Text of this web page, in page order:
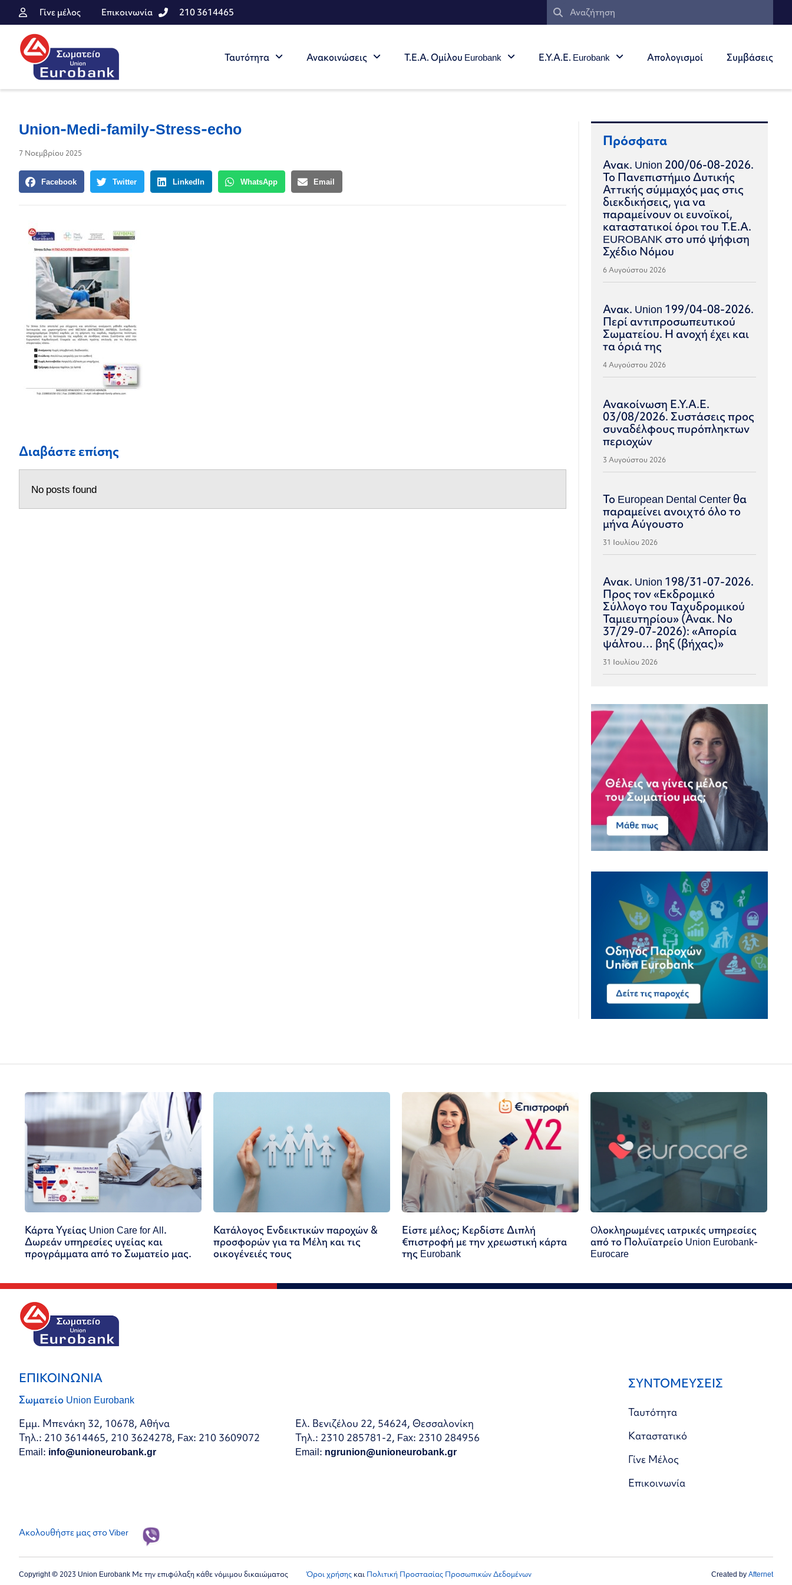
Γίνε μέλος Επικοινωνία 210 3614465
Ταυτότητα Ανακοινώσεις Τ.Ε.Α. Ομίλου Eurobank Ε.Υ.Α.Ε. Eurobank Απολογισμοί Συμβάσεις
Union-Medi-family-Stress-echo
7 Νοεμβρίου 2025
Facebook Twitter LinkedIn WhatsApp Email
Διαβάστε επίσης
No posts found
Πρόσφατα
Ανακ. Union 200/06-08-2026.
Το Πανεπιστήμιο Δυτικής
Αττικής σύμμαχός μας στις
διεκδικήσεις, για να
παραμείνουν οι ευνοϊκοί,
καταστατικοί όροι του Τ.Ε.Α.
EUROBANK στο υπό ψήφιση
Σχέδιο Νόμου
6 Αυγούστου 2026
Ανακ. Union 199/04-08-2026.
Περί αντιπροσωπευτικού
Σωματείου. Η ανοχή έχει και
τα όριά της
4 Αυγούστου 2026
Ανακοίνωση Ε.Υ.Α.Ε.
03/08/2026. Συστάσεις προς
συναδέλφους πυρόπληκτων
περιοχών
3 Αυγούστου 2026
Το European Dental Center θα
παραμείνει ανοιχτό όλο το
μήνα Αύγουστο
31 Ιουλίου 2026
Ανακ. Union 198/31-07-2026.
Προς τον «Εκδρομικό
Σύλλογο του Ταχυδρομικού
Ταμιευτηρίου» (Ανακ. Νο
37/29-07-2026): «Απορία
ψάλτου… βηξ (βήχας)»
31 Ιουλίου 2026
Κάρτα Υγείας Union Care for All.
Δωρεάν υπηρεσίες υγείας και
προγράμματα από το Σωματείο μας.
Κατάλογος Ενδεικτικών παροχών &
προσφορών για τα Μέλη και τις
οικογένειές τους
Είστε μέλος; Κερδίστε Διπλή
€πιστροφή με την χρεωστική κάρτα
της Eurobank
Oλοκληρωμένες ιατρικές υπηρεσίες
από το Πολυϊατρείο Union Eurobank-
Eurocare
ΕΠΙΚΟΙΝΩΝΙΑ
Σωματείο Union Eurobank
Εμμ. Μπενάκη 32, 10678, Αθήνα
Τηλ.: 210 3614465, 210 3624278, Fax: 210 3609072
Email: info@unioneurobank.gr
Ελ. Βενιζέλου 22, 54624, Θεσσαλονίκη
Τηλ.: 2310 285781-2, Fax: 2310 284956
Email: ngrunion@unioneurobank.gr
ΣΥΝΤΟΜΕΥΣΕΙΣ
Ταυτότητα
Καταστατικό
Γίνε Μέλος
Επικοινωνία
Ακολουθήστε μας στο Viber
Copyright © 2023 Union Eurobank Με την επιφύλαξη κάθε νόμιμου δικαιώματος Όροι χρήσης και Πολιτική Προστασίας Προσωπικών Δεδομένων Created byAfternet